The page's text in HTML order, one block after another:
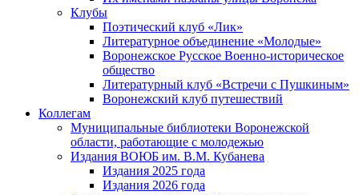
Клубы
Поэтический клуб «Лик»
Литературное объединение «Молодые»
Воронежское Русское Военно-историческое
общество
Литературный клуб «Встречи с Пушкиным»
Воронежский клуб путешествий
Коллегам
Муниципальные библиотеки Воронежской
области, работающие с молодежью
Издания ВОЮБ им. В.М. Кубанева
Издания 2025 года
Издания 2026 года